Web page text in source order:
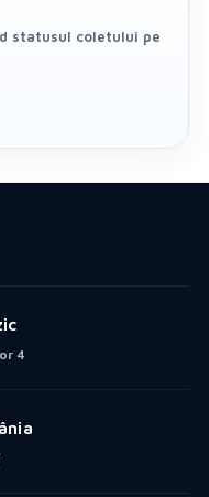
statusul coletului pe
4